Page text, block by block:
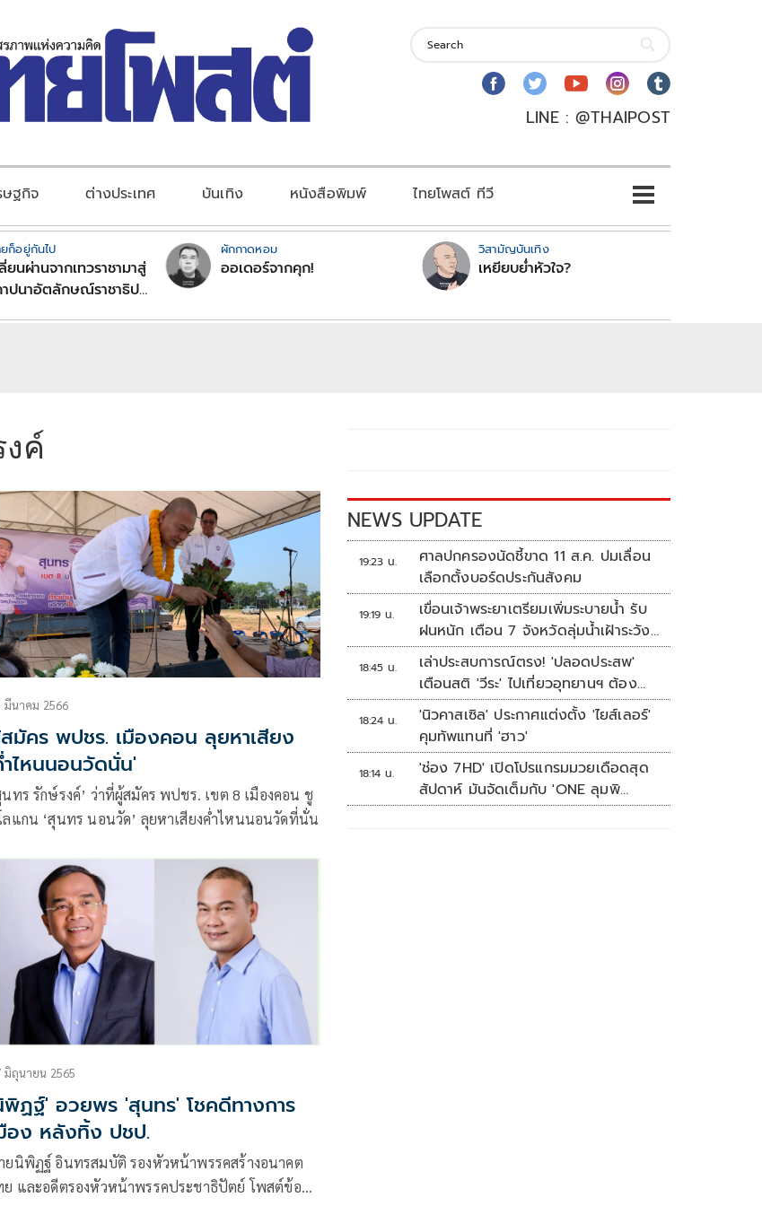
LINE : @THAIPOST
ษฐกิจ ต่างประเทศ บันเทิง หนังสือพิมพ์ ไทยโพสต์ ทีวี
ก็อยู่กันไป
ยนผ่านจากเทวราชามาสู่
ปนาอัตลักษณ์ราชาธิป
ผักกาดหอม
ออเดอร์จากคุก!
วิสามัญบันเทิง
เหยียบย่ำหัวใจ?
ค์
มีนาคม 2566
มัคร พปชร. เมืองคอน ลุยหาเสียง
ไหนนอนวัดนั่น'
นทร รักษ์รงค์’ ว่าที่ผู้สมัคร พปชร. เขต 8 เมืองคอน ชู
ลแกน ‘สุนทร นอนวัด’ ลุยหาเสียงค่ำไหนนอนวัดที่นั่น
มิถุนายน 2565
ฏฐ์' อวยพร 'สุนทร' โชคดีทางการ
อง หลังทิ้ง ปชป.
ยนิพิฏฐ์ อินทรสมบัติ รองหัวหน้าพรรคสร้างอนาคต
ย และอดีตรองหัวหน้าพรรคประชาธิปัตย์ โพสต์ข้อ
NEWS UPDATE
19:23 น.
ศาลปกครองนัดชี้ขาด 11 ส.ค. ปมเลื่อน
เลือกตั้งบอร์ดประกันสังคม
19:19 น.
เขื่อนเจ้าพระยาเตรียมเพิ่มระบายน้ำ รับ
ฝนหนัก เตือน 7 จังหวัดลุ่มน้ำเฝ้าระวัง
ระดับน้ำสูงขึ้น
18:45 น.
เล่าประสบการณ์ตรง! 'ปลอดประสพ'
เตือนสติ 'วีระ' ไปเที่ยวอุทยานฯ ต้อง
ยอมรับธรรมชาติดิบๆให้ได้
18:24 น.
'นิวคาสเซิล' ประกาศแต่งตั้ง 'ไยส์เลอร์'
คุมทัพแทนที่ 'ฮาว'
18:14 น.
'ช่อง 7HD' เปิดโปรแกรมมวยเดือดสุด
สัปดาห์ มันจัดเต็มกับ 'ONE ลุมพิ
นี 165-มวยไทย 7 สี'